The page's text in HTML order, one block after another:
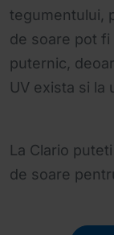
tegumentului,
de soare pot fi
puternic,
UV exista si la
La Clario
de soare